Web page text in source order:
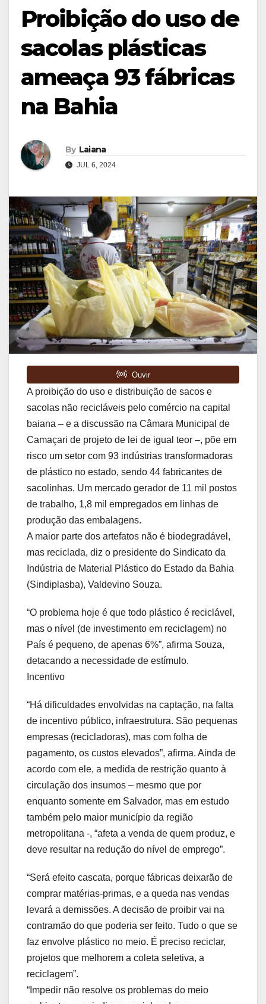
Proibição do uso de
sacolas plásticas
ameaça 93 fábricas
na Bahia
By Laiana
JUL 6, 2024
A proibição do uso e distribuição de sacos e
sacolas não recicláveis pelo comércio na capital
baiana – e a discussão na Câmara Municipal de
Camaçari de projeto de lei de igual teor –, põe em
risco um setor com 93 indústrias transformadoras
de plástico no estado, sendo 44 fabricantes de
sacolinhas. Um mercado gerador de 11 mil postos
de trabalho, 1,8 mil empregados em linhas de
produção das embalagens.
A maior parte dos artefatos não é biodegradável,
mas reciclada, diz o presidente do Sindicato da
Indústria de Material Plástico do Estado da Bahia
(Sindiplasba), Valdevino Souza.
“O problema hoje é que todo plástico é reciclável,
mas o nível (de investimento em reciclagem) no
País é pequeno, de apenas 6%”, afirma Souza,
detacando a necessidade de estímulo.
Incentivo
“Há dificuldades envolvidas na captação, na falta
de incentivo público, infraestrutura. São pequenas
empresas (recicladoras), mas com folha de
pagamento, os custos elevados”, afirma. Ainda de
acordo com ele, a medida de restrição quanto à
circulação dos insumos – mesmo que por
enquanto somente em Salvador, mas em estudo
também pelo maior município da região
metropolitana -, “afeta a venda de quem produz, e
deve resultar na redução do nível de emprego”.
“Será efeito cascata, porque fábricas deixarão de
comprar matérias-primas, e a queda nas vendas
levará a demissões. A decisão de proibir vai na
contramão do que poderia ser feito. Tudo o que se
faz envolve plástico no meio. É preciso reciclar,
projetos que melhorem a coleta seletiva, a
reciclagem”.
“Impedir não resolve os problemas do meio